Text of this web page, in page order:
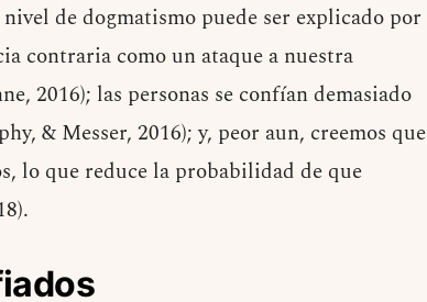
de dogmatismo puede ser explicado por
contraria como un ataque a nuestra
2016); las personas se confían demasiado
& Messer, 2016); y, peor aun, creemos que
lo que reduce la probabilidad de que